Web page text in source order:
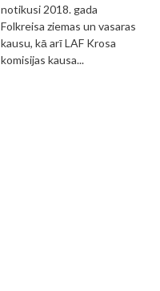
notikusi 2018. gada
Folkreisa ziemas un vasaras
kausu, kā arī LAF Krosa
komisijas kausa...